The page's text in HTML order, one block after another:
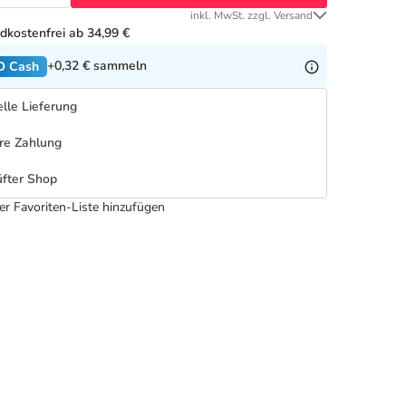
inkl. MwSt. zzgl. Versand
ab 34,99 €
Cash +0,32 € sammeln
Lieferung
Zahlung
Shop
Favoriten-Liste hinzufügen